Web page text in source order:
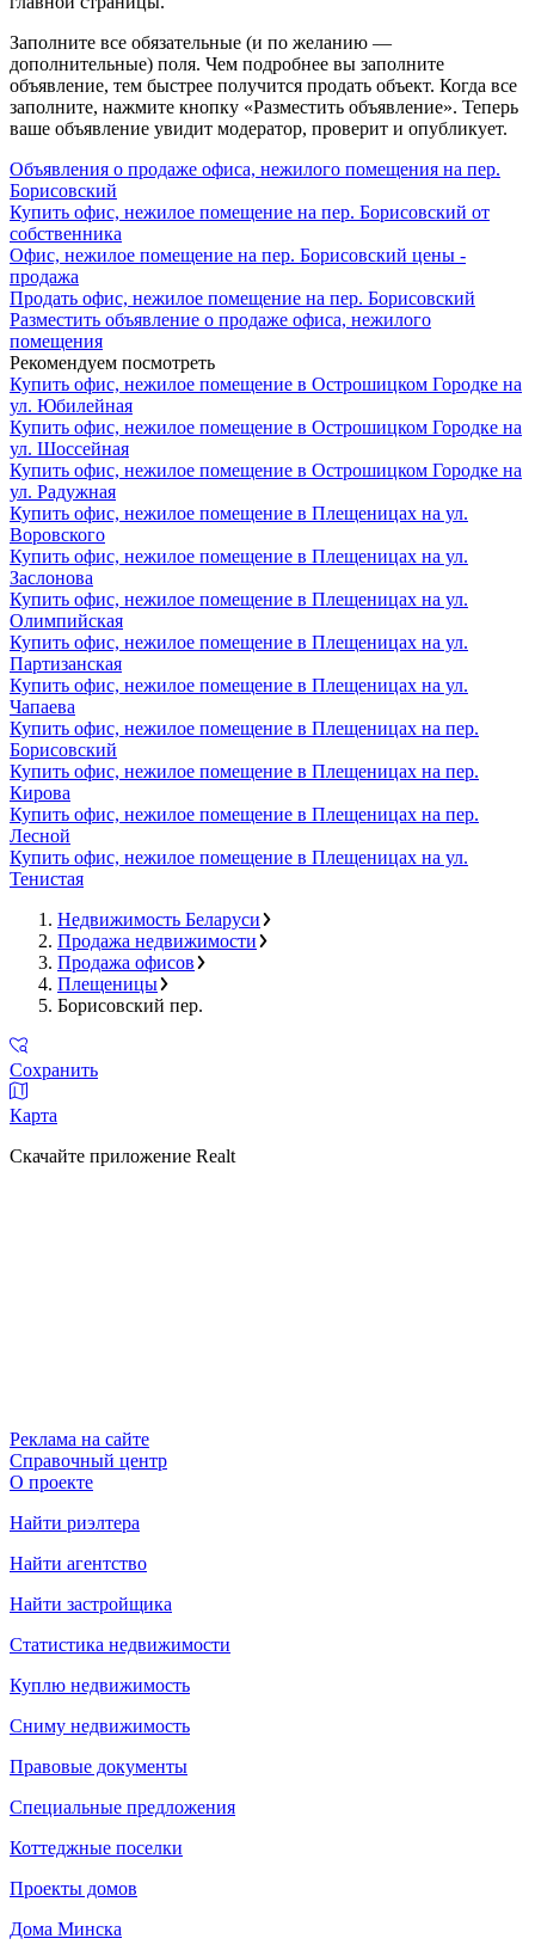
Заполните все обязательные (и по желанию —
дополнительные) поля. Чем подробнее вы заполните
объявление, тем быстрее получится продать объект. Когда все
заполните, нажмите кнопку «Разместить объявление». Теперь
ваше объявление увидит модератор, проверит и опубликует.
Объявления о продаже офиса, нежилого помещения на пер.
Борисовский
Купить офис, нежилое помещение на пер. Борисовский от
собственника
Офис, нежилое помещение на пер. Борисовский цены -
продажа
Продать офис, нежилое помещение на пер. Борисовский
Разместить объявление о продаже офиса, нежилого
помещения
Рекомендуем посмотреть
Купить офис, нежилое помещение в Острошицком Городке на
ул. Юбилейная
Купить офис, нежилое помещение в Острошицком Городке на
ул. Шоссейная
Купить офис, нежилое помещение в Острошицком Городке на
ул. Радужная
Купить офис, нежилое помещение в Плещеницах на ул.
Воровского
Купить офис, нежилое помещение в Плещеницах на ул.
Заслонова
Купить офис, нежилое помещение в Плещеницах на ул.
Олимпийская
Купить офис, нежилое помещение в Плещеницах на ул.
Партизанская
Купить офис, нежилое помещение в Плещеницах на ул.
Чапаева
Купить офис, нежилое помещение в Плещеницах на пер.
Борисовский
Купить офис, нежилое помещение в Плещеницах на пер.
Кирова
Купить офис, нежилое помещение в Плещеницах на пер.
Лесной
Купить офис, нежилое помещение в Плещеницах на ул.
Тенистая
Недвижимость Беларуси
Продажа недвижимости
Продажа офисов
Плещеницы
Борисовский пер.
Сохранить
Карта
Скачайте приложение Realt
Реклама на сайте
Справочный центр
О проекте
Найти риэлтера
Найти агентство
Найти застройщика
Статистика недвижимости
Куплю недвижимость
Сниму недвижимость
Правовые документы
Специальные предложения
Коттеджные поселки
Проекты домов
Дома Минска